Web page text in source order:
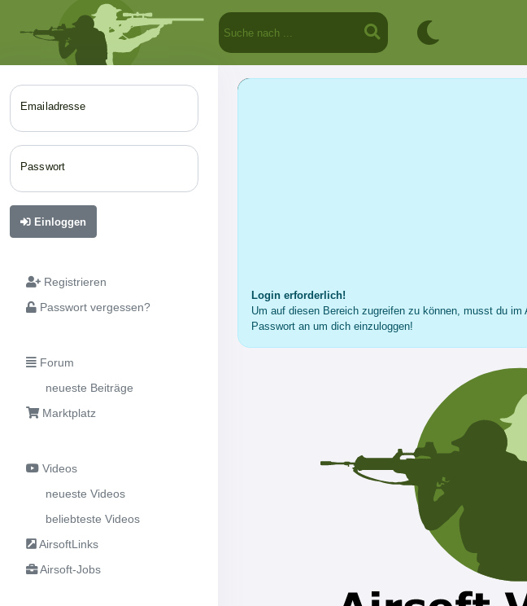
Emailadresse
Passwort
Einloggen
Registrieren
Passwort vergessen?
Forum
neueste Beiträge
Marktplatz
Videos
neueste Videos
beliebteste Videos
AirsoftLinks
Airsoft-Jobs
Login erforderlich!
Um auf diesen Bereich zugreifen zu können, musst du
Passwort an um dich einzuloggen!